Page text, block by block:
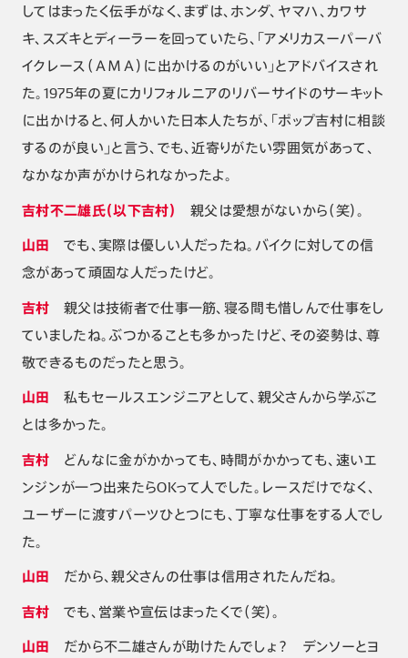
してはまったく伝手がなく、まずは、ホンダ、ヤマハ、カワサ
キ、スズキとディーラーを回っていたら、「アメリカスーパーバ
イクレース（ＡＭＡ）に出かけるのがいい」とアドバイスされ
た。1975年の夏にカリフォルニアのリバーサイドのサーキット
に出かけると、何人かいた日本人たちが、「ポップ吉村に相談
するのが良い」と言う、でも、近寄りがたい雰囲気があって、
なかなか声がかけられなかったよ。
吉村不二雄氏（以下吉村） 親父は愛想がないから（笑）。
山田 でも、実際は優しい人だったね。バイクに対しての信
念があって頑固な人だったけど。
吉村 親父は技術者で仕事一筋、寝る間も惜しんで仕事をし
ていましたね。ぶつかることも多かったけど、その姿勢は、尊
敬できるものだったと思う。
山田 私もセールスエンジニアとして、親父さんから学ぶこ
とは多かった。
吉村 どんなに金がかかっても、時間がかかっても、速いエ
ンジンが一つ出来たらOKって人でした。レースだけでなく、
ユーザーに渡すパーツひとつにも、丁寧な仕事をする人でし
た。
山田 だから、親父さんの仕事は信用されたんだね。
吉村 でも、営業や宣伝はまったくで（笑）。
山田 だから不二雄さんが助けたんでしょ？ デンソーとヨ